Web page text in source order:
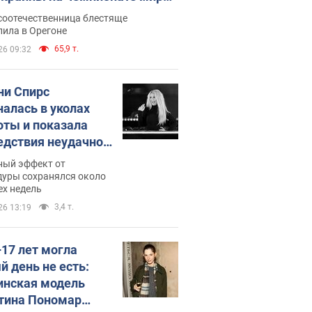
атлетике U20. Видео
блестяще
в Орегоне
09:32 65,9 т.
Спирс
в уколах
и показала
неудачной
ходила
месяц
эффект от
сохранялся около
недель
13:19 3,4 т.
лет могла
день не есть:
модель
Пономар